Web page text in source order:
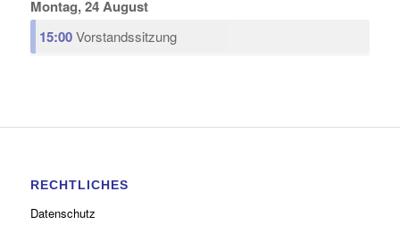
Montag, 24 August
15:00Vorstandssitzung
RECHTLICHES
Datenschutz